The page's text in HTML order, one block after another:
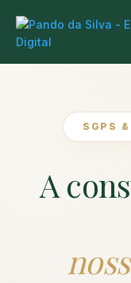
SGPS
A